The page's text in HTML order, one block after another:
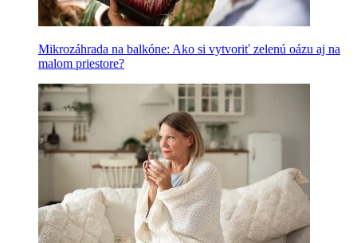
Mikrozáhrada na balkóne: Ako si vytvoriť zelenú oázu aj na
malom priestore?